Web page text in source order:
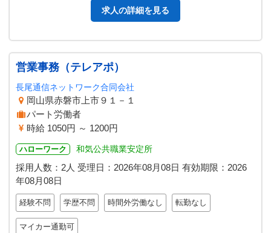
求人の詳細を見る
営業事務（テレアポ）
長尾通信ネットワーク合同会社
岡山県赤磐市上市９１－１
パート労働者
時給 1050円 ～ 1200円
ハローワーク 和気公共職業安定所
採用人数：2人 受理日： 2026年08月08日 有効期限： 2026
年08月08日
経験不問 学歴不問 時間外労働なし 転勤なし
マイカー通勤可